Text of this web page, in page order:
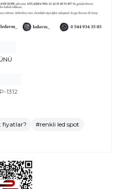
1312
fiyatlar?
#renkli led spot